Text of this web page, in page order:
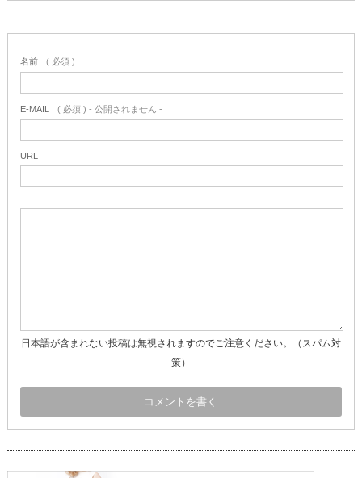
名前 ( 必須 )
E-MAIL ( 必須 ) - 公開されません -
URL
日本語が含まれない投稿は無視されますのでご注意ください。（スパム対
策）